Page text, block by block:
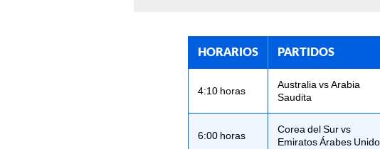
HORARIOS PARTIDOS
4:10 horas
Australia vs Arabia
Saudita
6:00 horas
Corea del Sur vs
Emiratos Árabes